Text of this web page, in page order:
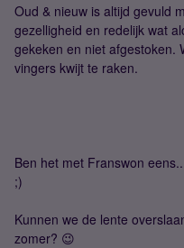
Oud & nieuw is altijd gevuld
gezelligheid en redelijk wat
gekeken en niet afgestoken.
vingers kwijt te raken.
Ben het met Franswon
;)
Kunnen we de lente
zomer? 😉